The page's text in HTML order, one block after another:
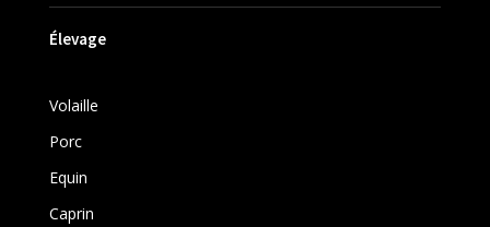
Élevage
Volaille
Porc
Equin
Caprin